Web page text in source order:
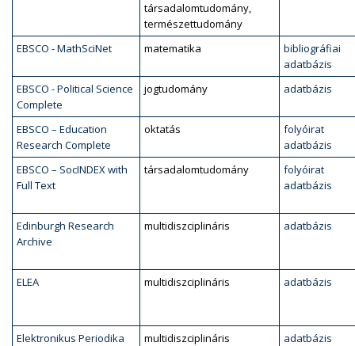
társadalomtudomány,
természettudomány
EBSCO - MathSciNet matematika
bibliográfiai
adatbázis
EBSCO - Political Science
Complete
jogtudomány adatbázis
EBSCO – Education
Research Complete
oktatás
folyóirat
adatbázis
EBSCO – SocINDEX with
Full Text
társadalomtudomány
folyóirat
adatbázis
Edinburgh Research
Archive
multidiszciplináris adatbázis
ELEA multidiszciplináris adatbázis
Elektronikus Periodika
multidiszciplináris adatbázis